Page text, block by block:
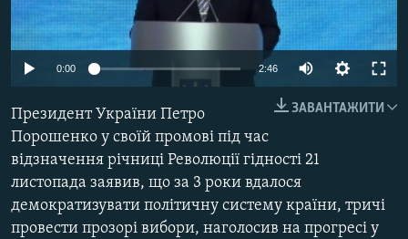
ФОТО
СПЕЦПРОЄКТИ
ПОДКАСТИ
КРИМ РЕАЛІЇ
РУС
УКР
0:00 2:46
ЗАВАНТАЖИТИ
Президент України Петро
Порошенко у своїй промові під час
відзначення річниці Революції гідності 21
листопада заявив, що за 3 роки вдалося
демократизувати політичну систему країни, тричі
провести прозорі вибори, наголосив на прогресі у